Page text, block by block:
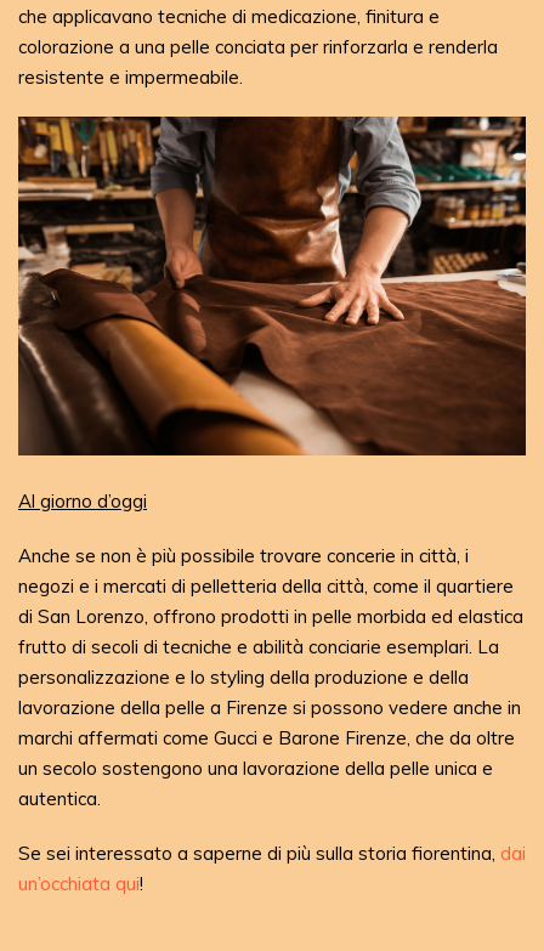
che applicavano tecniche di medicazione, finitura e
colorazione a una pelle conciata per rinforzarla e renderla
resistente e impermeabile.
Al giorno d’oggi
Anche se non è più possibile trovare concerie in città, i
negozi e i mercati di pelletteria della città, come il quartiere
di San Lorenzo, offrono prodotti in pelle morbida ed elastica
frutto di secoli di tecniche e abilità conciarie esemplari. La
personalizzazione e lo styling della produzione e della
lavorazione della pelle a Firenze si possono vedere anche in
marchi affermati come Gucci e Barone Firenze, che da oltre
un secolo sostengono una lavorazione della pelle unica e
autentica.
Se sei interessato a saperne di più sulla storia fiorentina, dai
un’occhiata qui!